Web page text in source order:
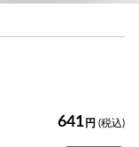
641 円 (税込)